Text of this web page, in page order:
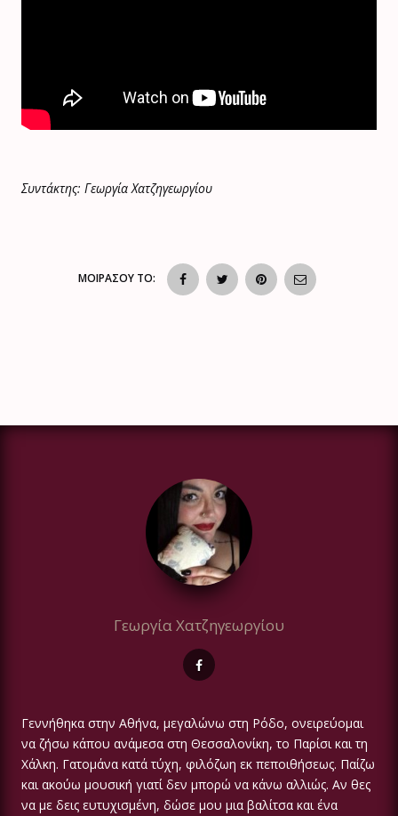
Συντάκτης: Γεωργία Χατζηγεωργίου
ΜΟΙΡΑΣΟΥ ΤΟ:
Γεωργία Χατζηγεωργίου
Γεννήθηκα στην Αθήνα, μεγαλώνω στη Ρόδο, ονειρεύομαι
να ζήσω κάπου ανάμεσα στη Θεσσαλονίκη, το Παρίσι και τη
Χάλκη. Γατομάνα κατά τύχη, φιλόζωη εκ πεποιθήσεως. Παίζω
και ακούω μουσική γιατί δεν μπορώ να κάνω αλλιώς. Αν θες
να με δεις ευτυχισμένη, δώσε μου μια βαλίτσα και ένα